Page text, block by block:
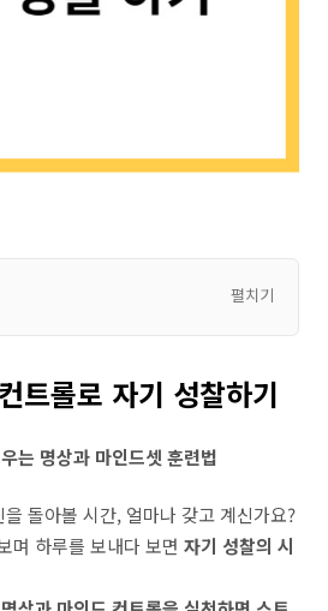
펼치기
트롤로 자기 성찰하기
는 명상과 마인드셋 훈련법
돌아볼 시간, 얼마나 갖고 계신가요?
며 하루를 보내다 보면 자기 성찰의 시